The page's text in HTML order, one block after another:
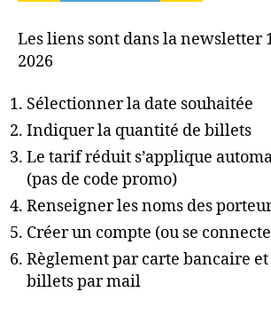
Les liens sont dans la newsletter
2026
Sélectionner la date souhaitée
Indiquer la quantité de billets
Le tarif réduit s’applique
(pas de code promo)
Renseigner les noms des
Créer un compte (ou se
Règlement par carte bancaire
billets par mail